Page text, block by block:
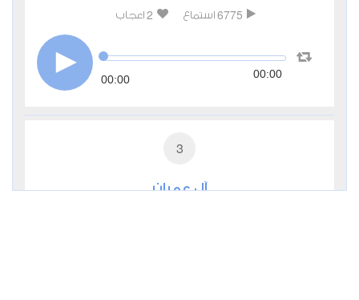
6775 استماع 2 اعجاب
00:00 00:00
3
آل عمران